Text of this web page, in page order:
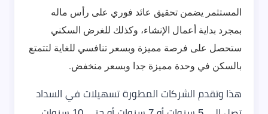
المستثمر يضمن تحقيق عائد فوري على رأس ماله
بمجرد بداية أعمال الإنشاء، وكذلك للغرض السكني
ستحصل على فرصة مميزة وبسعر تنافسي للغاية لتتمتع
بالسكن في وحدة مميزة جدا وبسعر منخفض.
هذا وتقدم الشركات المطورة تسهيلات في السداد